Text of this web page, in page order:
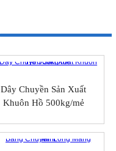
Dây Chuyền Sản Xuất
Khuôn Hồ 500kg/mẻ